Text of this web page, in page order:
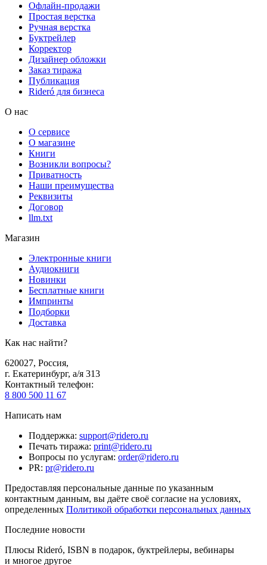
Офлайн-продажи
Простая верстка
Ручная верстка
Буктрейлер
Корректор
Дизайнер обложки
Заказ тиража
Публикация
Rideró для бизнеса
О нас
О сервисе
О магазине
Книги
Возникли вопросы?
Приватность
Наши преимущества
Реквизиты
Договор
llm.txt
Магазин
Электронные книги
Аудиокниги
Новинки
Бесплатные книги
Импринты
Подборки
Доставка
Как нас найти?
620027, Россия,
г. Екатеринбург, а/я 313
Контактный телефон:
8 800 500 11 67
Написать нам
Поддержка: support@ridero.ru
Печать тиража: print@ridero.ru
Вопросы по услугам: order@ridero.ru
PR: pr@ridero.ru
Предоставляя персональные данные по указанным
контактным данным, вы даёте своё согласие на условиях,
определенных Политикой обработки персональных данных
Последние новости
Плюсы Rideró, ISBN в подарок, буктрейлеры, вебинары
и многое другое